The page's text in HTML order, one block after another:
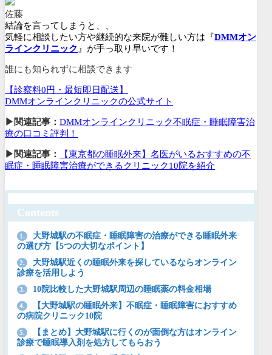
佐藤
結論を言ってしまうと、、
気軽に相談したい方や継続的な来院が難しい方は『DMMオン
ラインクリニック 』が手っ取り早いです！
誰にも知られずに相談できます
【診察料0円・最短即日配送】
DMMオンラインクリニックの公式サイト
▶関連記事： DMMオンラインクリニック不眠症・睡眠障害治
療の口コミ評判！
▶関連記事：
【東京都の睡眠外来】名医がいるおすすめの不
眠症・睡眠障害治療ができるクリニック10院を紹介
Contents
1.
大野城駅の不眠症・睡眠障害の治療ができる睡眠外来
の選び方【5つの大切なポイント】
2.
大野城駅近くの睡眠外来を探しているならオンライン
診療を活用しよう
3. 10院比較した大野城駅周辺の睡眠薬の料金相場
4.
【大野城駅の睡眠外来】不眠症・睡眠障害におすすめ
の病院クリニック10院
5.
【まとめ】大野城駅に行くのが面倒な方はオンライン
診療で睡眠導入剤を処方してもらおう